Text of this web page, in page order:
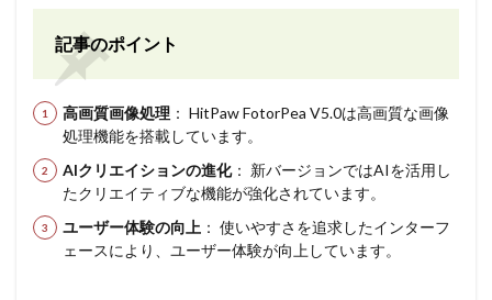
記事のポイント
高画質画像処理 ： HitPaw FotorPea V5.0は高画質な画像
処理機能を搭載しています。
AIクリエイションの進化： 新バージョンではAIを活用し
たクリエイティブな機能が強化されています。
ユーザー体験の向上 ： 使いやすさを追求したインターフ
ェースにより、ユーザー体験が向上しています。